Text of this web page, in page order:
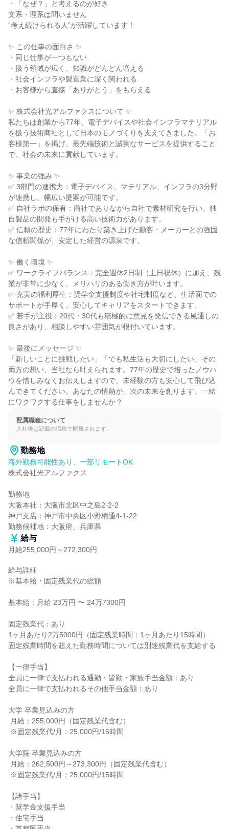
・「なぜ？」と考えるのが好き
文系・理系は問いません
“考え続けられる人”が活躍しています！
✨ この仕事の面白さ ✨
・同じ仕事が一つもない
・扱う領域が広く、知識がどんどん増える
・社会インフラや製造業に深く関われる
・お客様から直接「ありがとう」をもらえる
✨ 株式会社光アルファクスについて ✨
私たちは創業から77年、電子デバイスや社会インフラマテリアル
を扱う技術商社として日本のモノづくりを支えてきました。「お
客様第一」を掲げ、最先端技術と誠実なサービスを提供すること
で、社会の未来に貢献しています。
✨ 事業の強み ✨
✅ 3部門の連携力：電子デバイス、マテリアル、インフラの3分野
が連携し、幅広い提案が可能です。
✅ 自社ラボの保有：商社でありながら自社で素材研究を行い、独
自製品の開発も手がける高い技術力があります。
✅ 信頼の歴史：77年にわたり築き上げた顧客・メーカーとの強固
な信頼関係が、安定した経営の源泉です。
✨ 働く環境 ✨
✅ ワークライフバランス：完全週休2日制（土日祝休）に加え、残
業が非常に少なく、メリハリのある働き方が叶います。
✅ 充実の福利厚生：奨学金支援制度や社宅制度など、生活面での
サポートが手厚く、安心してキャリアをスタートできます。
✅ 若手が主役：20代・30代も積極的に意見を発信できる風通しの
良さがあり、相談しやすい雰囲気が根付いています。
✨ 最後にメッセージ ✨
「新しいことに挑戦したい」「でも私生活も大切にしたい」その
両方の想い、当社なら叶えられます。77年の歴史で培ったノウハ
ウを惜しみなくお伝えしますので、未経験の方も安心して飛び込
んできてください。あなたの情熱が、次の未来を創ります。一緒
にワクワクする仕事をしませんか？
配属職種について
入社後は記載の職種で配属されます。
勤務地
海外勤務可能性あり、一部リモートOK
株式会社光アルファクス
勤務地
大阪本社：大阪市北区中之島2-2-2
神戸支店：神戸市中央区小野柄通4-1-22
勤務候補地：大阪府、兵庫県
給与
月給255,000円～272,300円
給与詳細
※基本給・固定残業代の総額
基本給：月給 23万円 〜 24万7300円
固定残業代：あり
1ヶ月あたり2万5000円（固定残業時間：1ヶ月あたり15時間）
固定残業時間を超えた勤務時間については別途残業代を支給する
【一律手当】
全員に一律で支払われる通勤・皆勤・家族手当金額：あり
全員に一律で支払われるその他手当金額：あり
大学 卒業見込みの方
大学院 卒業見込みの方
【諸手当】
・奨学金支援手当
・住宅手当